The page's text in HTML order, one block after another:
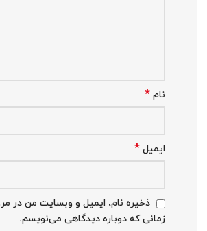
نام *
ایمیل *
ذخیره نام، ایمیل و وبسایت من در
زمانی که دوباره دیدگاهی می‌نویسم.